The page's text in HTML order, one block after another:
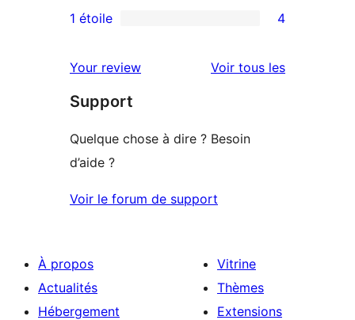
3
avis
2
à
1
1 étoile 4
Your review Voir tous lesavis
Support
Quelque chose à dire ? Besoin
d’aide ?
Voir le forum de support
À propos
Actualités
Hébergement
Vitrine
Thèmes
Extensions